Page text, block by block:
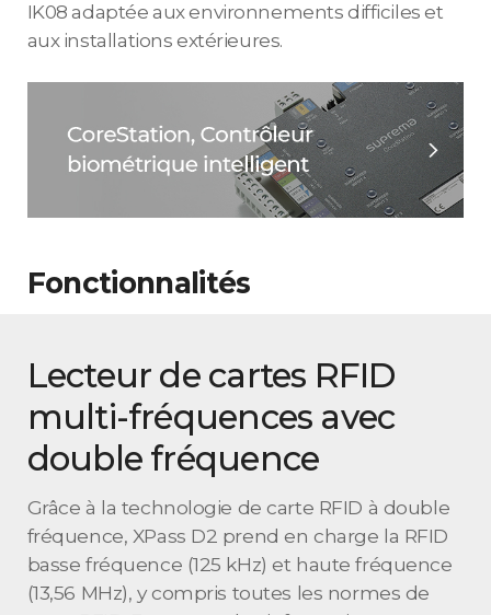
IK08 adaptée aux environnements difficiles et
aux installations extérieures.
Fonctionnalités
Lecteur de cartes RFID
multi-fréquences avec
double fréquence
Grâce à la technologie de carte RFID à double
fréquence, XPass D2 prend en charge la RFID
basse fréquence (125 kHz) et haute fréquence
(13,56 MHz), y compris toutes les normes de